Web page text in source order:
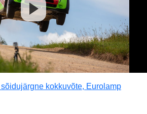
kokkuvõte, Eurolamp